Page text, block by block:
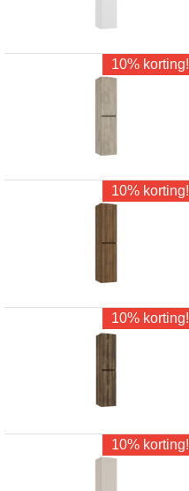
10% korting!
10% korting!
10% korting!
10% korting!